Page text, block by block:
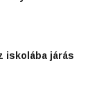
iskolába járás